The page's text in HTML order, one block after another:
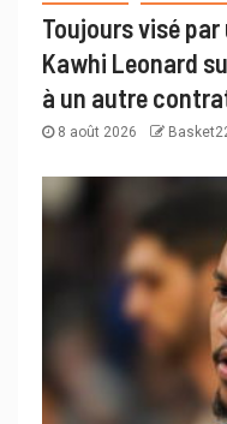
Toujours visé par
Kawhi Leonard
à un autre
8 août 2026